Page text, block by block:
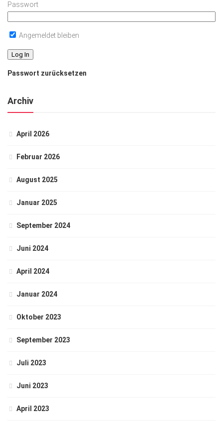
Passwort
Angemeldet bleiben
Passwort zurücksetzen
Archiv
April 2026
Februar 2026
August 2025
Januar 2025
September 2024
Juni 2024
April 2024
Januar 2024
Oktober 2023
September 2023
Juli 2023
Juni 2023
April 2023